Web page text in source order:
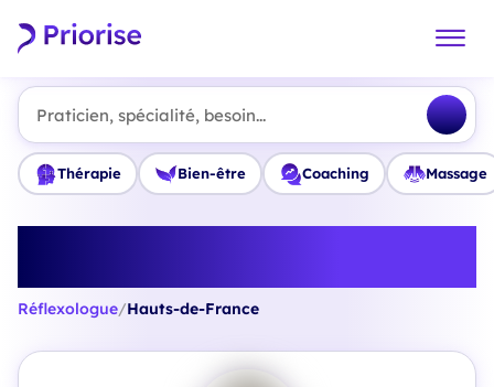
Praticien, spécialité, besoin...
Thérapie Bien-être Coaching Massage
Réflexologue/Hauts-de-France